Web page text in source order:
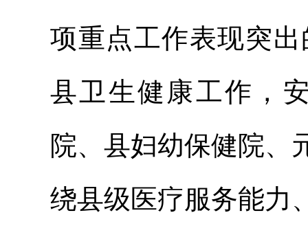
项重点工作表现突
县卫生健康工作，
院、县妇幼保健院、
绕县级医疗服务能力